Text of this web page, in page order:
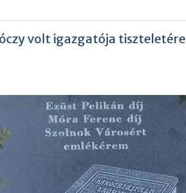
volt igazgatója tiszteletére